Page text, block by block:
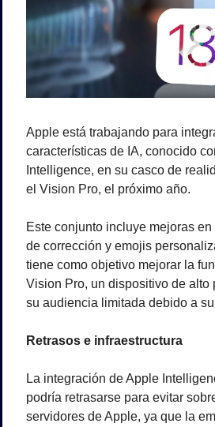
Apple está trabajando para
características de IA, conocido
Intelligence, en su casco de
el Vision Pro, el próximo año.
Este conjunto incluye mejoras
de corrección y emojis
tiene como objetivo mejorar la
Vision Pro, un dispositivo de alto
su audiencia limitada debido a
Retrasos e infraestructura
La integración de Apple
podría retrasarse para evitar
servidores de Apple, ya que la